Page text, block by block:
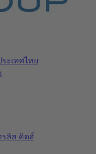
ะเทศไทย
รลิส คิดส์